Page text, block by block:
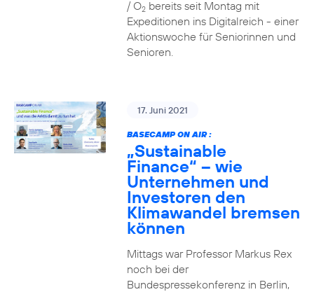
/ O2bereits seit Montag mit
Expeditionen ins Digitalreich - einer
Aktionswoche für Seniorinnen und
Senioren.
17. Juni 2021
BASECAMP ON AIR :
„Sustainable
Finance“ – wie
Unternehmen und
Investoren den
Klimawandel bremsen
können
Mittags war Professor Markus Rex
noch bei der
Bundespressekonferenz in Berlin,